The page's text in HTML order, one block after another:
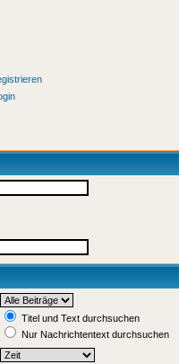
Titel und Text durchsuchen
Nur Nachrichtentext durchsuchen